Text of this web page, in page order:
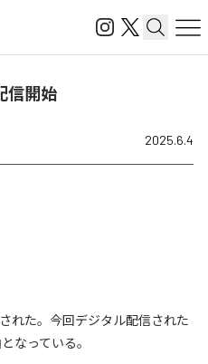
信開始
2025.6.4
れた。今回デジタル配信された
なっている。